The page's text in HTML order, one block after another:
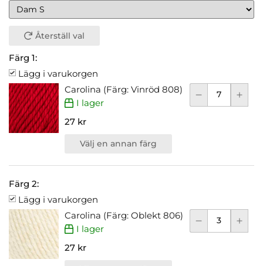
Återställ val
Färg 1:
Lägg i varukorgen
Carolina (Färg: Vinröd 808)
I lager
27 kr
Välj en annan färg
Färg 2:
Lägg i varukorgen
Carolina (Färg: Oblekt 806)
I lager
27 kr